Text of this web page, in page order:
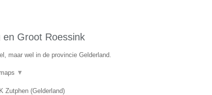
Groot Roessink
maar wel in de provincie Gelderland.
▼
Zutphen(Gelderland)